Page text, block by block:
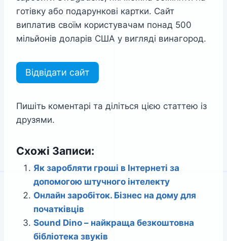
готівку або подарункові картки. Сайт
виплатив своїм користувачам понад 500
мільйонів доларів США у вигляді винагород.
Відвідати сайт
Пишіть коментарі та діліться цією статтею із
друзями.
Схожі Записи:
Як заробляти гроші в Інтернеті за
допомогою штучного інтелекту
Онлайн заробіток. Бізнес на дому для
початківців
Sound Dino – найкраща безкоштовна
бібліотека звуків